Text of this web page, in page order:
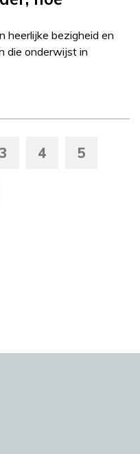
heerlijke bezigheid en
die onderwijst in
3 4 5